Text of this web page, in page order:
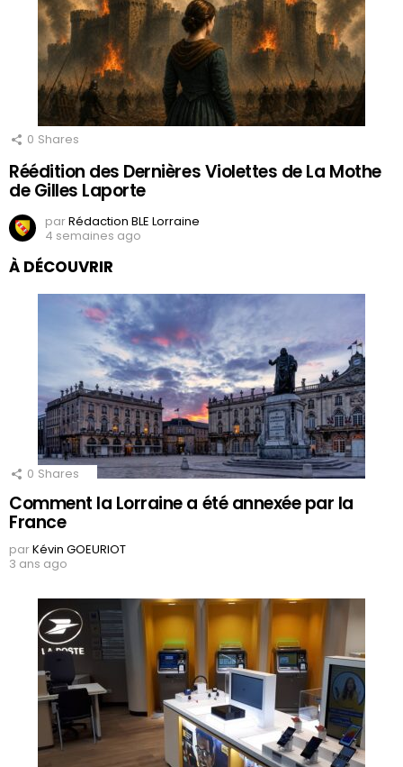
0 Shares
Réédition des Dernières Violettes de La Mothe
de Gilles Laporte
parRédaction BLE Lorraine
4 semaines ago
À DÉCOUVRIR
0 Shares
Comment la Lorraine a été annexée par la
France
parKévin GOEURIOT
3 ans ago